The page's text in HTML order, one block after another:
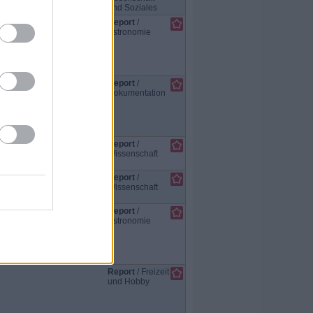
und Soziales
Report /
Astronomie
Report /
Dokumentation
Report /
Wissenschaft
Report /
Wissenschaft
Report /
Astronomie
Report / Freizeit
und Hobby